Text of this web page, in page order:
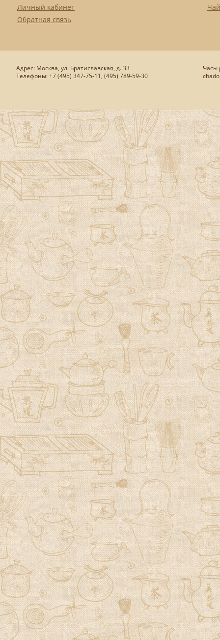
Личный кабинет
Обратная связь
Адрес: Москва, ул. Братиславская, д. 33
Телефоны: +7 (495) 347-75-11, (495) 789-59-30
Часы